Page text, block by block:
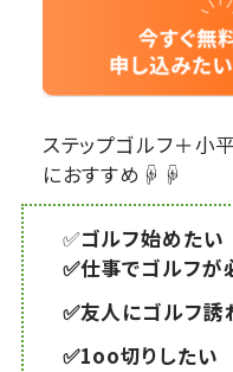
ステップゴルフ＋小
におすすめ☟☟
✅ゴルフ始めたい
✅仕事でゴルフが
✅友人にゴルフ誘
✅1oo切りしたい